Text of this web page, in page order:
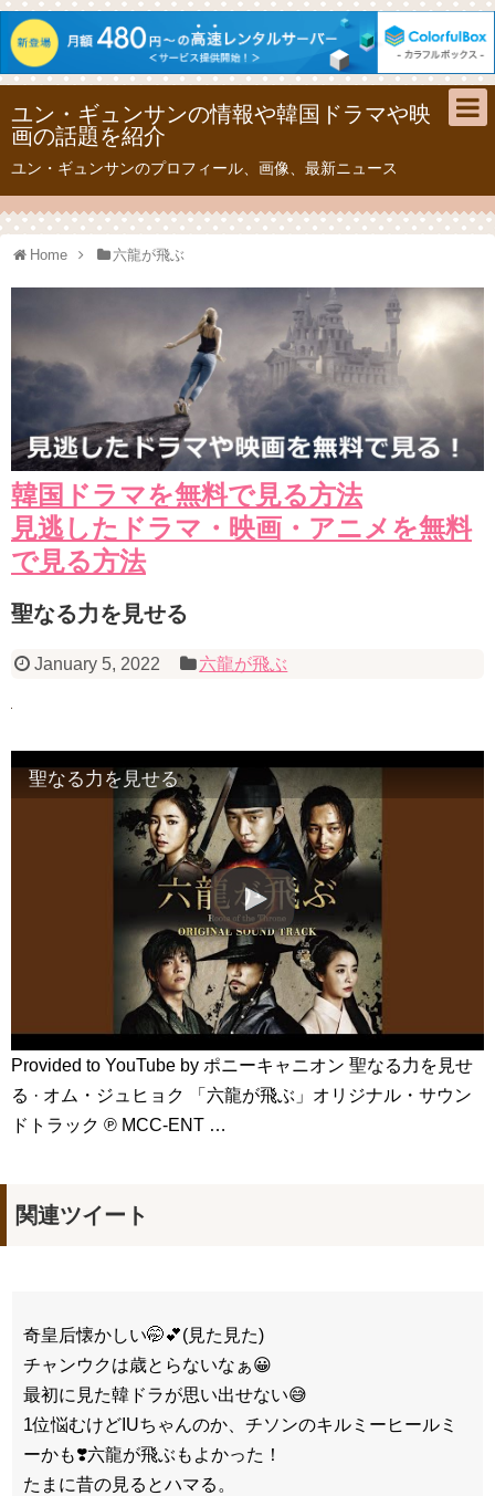
ユン・ギュンサンの情報や韓国ドラマや映
画の話題を紹介
ユン・ギュンサンのプロフィール、画像、最新ニュース
Home 六龍が飛ぶ
韓国ドラマを無料で見る方法
見逃したドラマ・映画・アニメを無料
で見る方法
聖なる力を見せる
January 5, 2022 六龍が飛ぶ
聖なる力を見せる
Provided to YouTube by ポニーキャニオン 聖なる力を見せ
る · オム・ジュヒョク 「六龍が飛ぶ」オリジナル・サウン
ドトラック ℗ MCC-ENT …
関連ツイート
奇皇后懐かしい🤭💕(見た見た)
チャンウクは歳とらないなぁ😀
最初に見た韓ドラが思い出せない😅
1位悩むけどIUちゃんのか、チソンのキルミーヒールミ
ーかも❣️六龍が飛ぶもよかった！
たまに昔の見るとハマる。